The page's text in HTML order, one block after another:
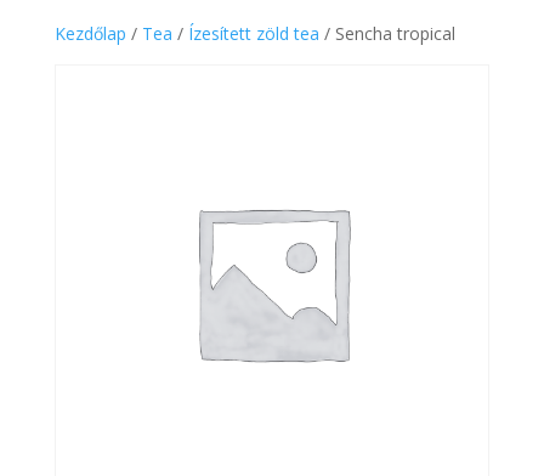
Kezdőlap / Tea / Ízesített zöld tea / Sencha tropical